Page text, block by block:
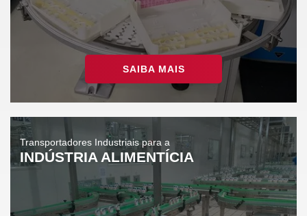
SAIBA MAIS
Transportadores Industriais para a
INDÚSTRIA ALIMENTÍCIA